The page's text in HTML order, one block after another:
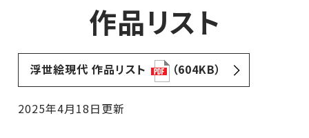
作品リスト
浮世絵現代 作品リスト （604KB）
2025年4月18日更新